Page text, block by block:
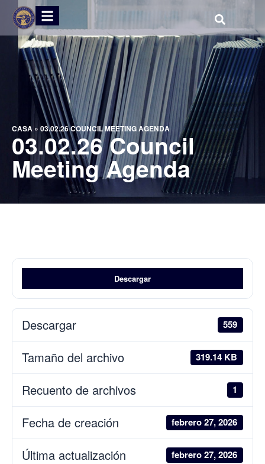
CASA » 03.02.26 COUNCIL MEETING AGENDA
03.02.26 Council
Meeting Agenda
Descargar
Descargar 559
Tamaño del archivo 319.14 KB
Recuento de archivos 1
Fecha de creación febrero 27, 2026
Última actualización febrero 27, 2026